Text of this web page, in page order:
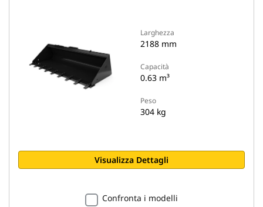
Larghezza
2188 mm
Capacità
0.63 m³
Peso
304 kg
Visualizza Dettagli
Confronta i modelli